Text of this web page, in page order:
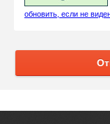
обновить, если не